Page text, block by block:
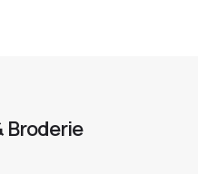
Broderie